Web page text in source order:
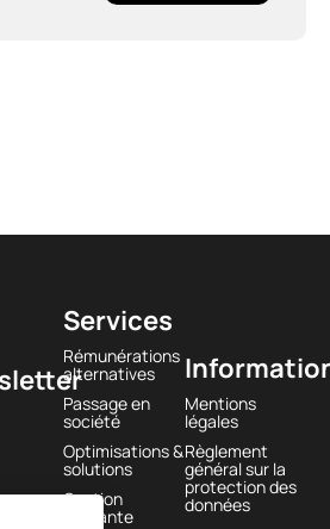
Mentions
légales
Règlement
général sur la
protection des
données
Services
Rémunérations
alternatives
Passage en
société
Optimisations &
solutions
Gestion
courante